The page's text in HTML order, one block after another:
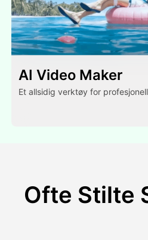
AI Video Maker
Et allsidig verktøy for
Ofte Stilte